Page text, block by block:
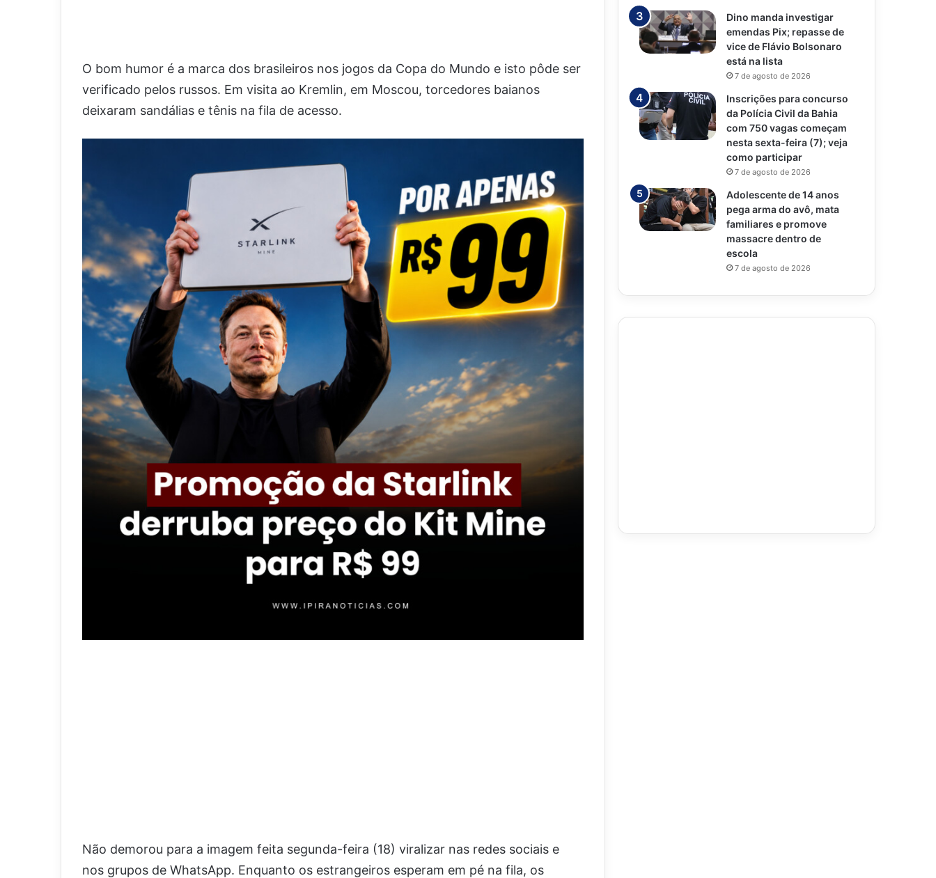
O bom humor é a marca dos brasileiros nos jogos da Copa do Mundo e isto pôde ser
verificado pelos russos. Em visita ao Kremlin, em Moscou, torcedores baianos
deixaram sandálias e tênis na fila de acesso.
Não demorou para a imagem feita segunda-feira (18) viralizar nas redes sociais e
nos grupos de WhatsApp. Enquanto os estrangeiros esperam em pé na fila, os
Dino manda investigar
emendas Pix; repasse de
vice de Flávio Bolsonaro
está na lista
7 de agosto de 2026
Inscrições para concurso
da Polícia Civil da Bahia
com 750 vagas começam
nesta sexta-feira (7); veja
como participar
7 de agosto de 2026
Adolescente de 14 anos
pega arma do avô, mata
familiares e promove
massacre dentro de
escola
7 de agosto de 2026